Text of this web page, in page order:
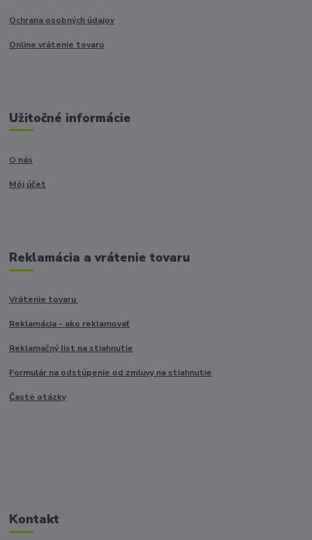
Ochrana osobných údajov
Online vrátenie tovaru
Užitočné informácie
O nás
Môj účet
Reklamácia a vrátenie tovaru
Vrátenie tovaru
Reklamácia - ako reklamovať
Reklamačný list na stiahnutie
Formulár na odstúpenie od zmluvy na stiahnutie
Časté otázky
Kontakt